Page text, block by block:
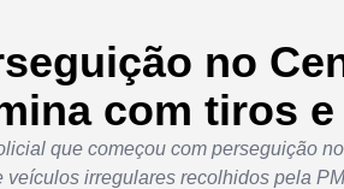
no
com tiros
que começou com perseguição
veículos irregulares recolhidos pela PM